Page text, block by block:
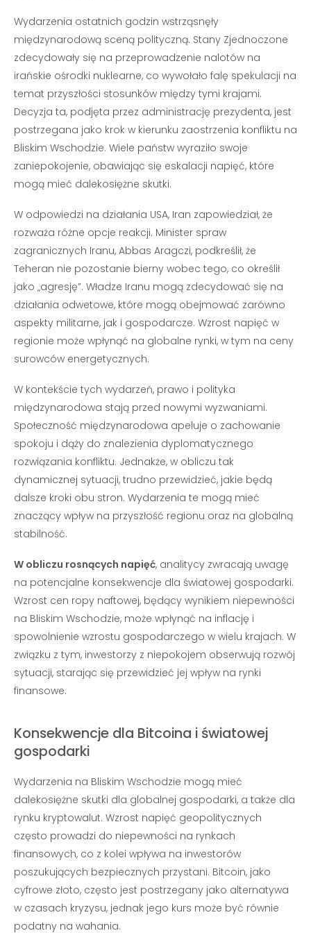
Wydarzenia ostatnich godzin wstrząsnęły
międzynarodową sceną polityczną. Stany Zjednoczone
zdecydowały się na przeprowadzenie nalotów na
irańskie ośrodki nuklearne, co wywołało falę spekulacji na
temat przyszłości stosunków między tymi krajami.
Decyzja ta, podjęta przez administrację prezydenta, jest
postrzegana jako krok w kierunku zaostrzenia konfliktu na
Bliskim Wschodzie. Wiele państw wyraziło swoje
zaniepokojenie, obawiając się eskalacji napięć, które
mogą mieć dalekosiężne skutki.
W odpowiedzi na działania USA, Iran zapowiedział, że
rozważa różne opcje reakcji. Minister spraw
zagranicznych Iranu, Abbas Aragczi, podkreślił, że
Teheran nie pozostanie bierny wobec tego, co określił
jako „agresję”. Władze Iranu mogą zdecydować się na
działania odwetowe, które mogą obejmować zarówno
aspekty militarne, jak i gospodarcze. Wzrost napięć w
regionie może wpłynąć na globalne rynki, w tym na ceny
surowców energetycznych.
W kontekście tych wydarzeń, prawo i polityka
międzynarodowa stają przed nowymi wyzwaniami.
Społeczność międzynarodowa apeluje o zachowanie
spokoju i dąży do znalezienia dyplomatycznego
rozwiązania konfliktu. Jednakże, w obliczu tak
dynamicznej sytuacji, trudno przewidzieć, jakie będą
dalsze kroki obu stron. Wydarzenia te mogą mieć
znaczący wpływ na przyszłość regionu oraz na globalną
stabilność.
W obliczu rosnących napięć, analitycy zwracają uwagę
na potencjalne konsekwencje dla światowej gospodarki.
Wzrost cen ropy naftowej, będący wynikiem niepewności
na Bliskim Wschodzie, może wpłynąć na inflację i
spowolnienie wzrostu gospodarczego w wielu krajach. W
związku z tym, inwestorzy z niepokojem obserwują rozwój
sytuacji, starając się przewidzieć jej wpływ na rynki
finansowe.
Konsekwencje dla Bitcoina i światowej
gospodarki
Wydarzenia na Bliskim Wschodzie mogą mieć
dalekosiężne skutki dla globalnej gospodarki, a także dla
rynku kryptowalut. Wzrost napięć geopolitycznych
często prowadzi do niepewności na rynkach
finansowych, co z kolei wpływa na inwestorów
poszukujących bezpiecznych przystani. Bitcoin, jako
cyfrowe złoto, często jest postrzegany jako alternatywa
w czasach kryzysu, jednak jego kurs może być równie
podatny na wahania.